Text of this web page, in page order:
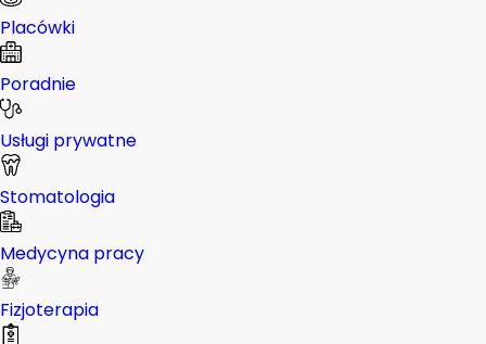
Placówki
Poradnie
Usługi prywatne
Stomatologia
Medycyna pracy
Fizjoterapia